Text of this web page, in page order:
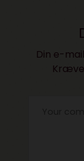
Din e-